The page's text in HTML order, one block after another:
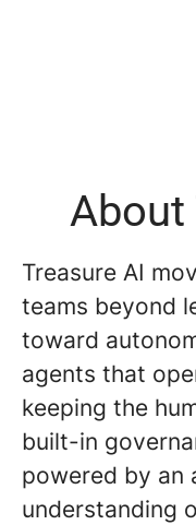
About
Treasure AI
teams beyond
toward
agents that
keeping the
built-in
powered by
understanding